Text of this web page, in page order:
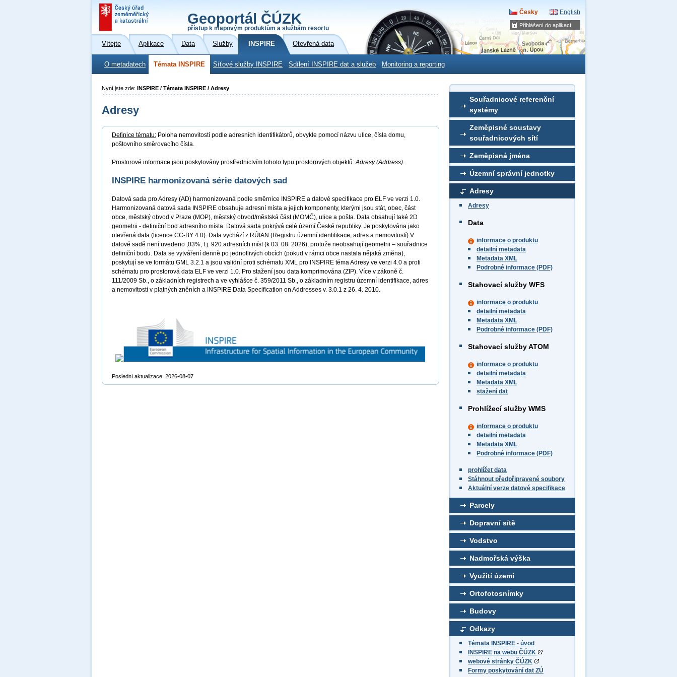
Přihlášení do aplikací
Geoportál ČÚZK
přístup k mapovým produktům a službám resortu
Česky English
Vítejte Aplikace Data Služby INSPIRE Otevřená data
O metadatech Témata INSPIRE Síťové služby INSPIRE Sdílení INSPIRE dat a služeb Monitoring a reporting
Souřadnicové referenční
systémy
Zeměpisné soustavy
souřadnicových sítí
Zeměpisná jména
Územní správní jednotky
Adresy
Adresy
Data
informace o produktu
detailní metadata
Metadata XML
Podrobné informace (PDF)
Stahovací služby WFS
informace o produktu
detailní metadata
Metadata XML
Podrobné informace (PDF)
Stahovací služby ATOM
informace o produktu
detailní metadata
Metadata XML
stažení dat
Prohlížecí služby WMS
informace o produktu
detailní metadata
Metadata XML
Podrobné informace (PDF)
prohlížet data
Stáhnout předpřipravené soubory
Aktuální verze datové specifikace
Parcely
Dopravní sítě
Vodstvo
Nadmořská výška
Využití území
Ortofotosnímky
Budovy
Odkazy
Témata INSPIRE - úvod
INSPIRE na webu ČÚZK
webové stránky ČÚZK
Formy poskytování dat ZÚ
Nyní jste zde: INSPIRE / Témata INSPIRE / Adresy
Adresy
Definice tématu: Poloha nemovitostí podle adresních identifikátorů, obvykle pomocí názvu ulice, čísla domu,
poštovního směrovacího čísla.
Prostorové informace jsou poskytovány prostřednictvím tohoto typu prostorových objektů:Adresy (Address).
INSPIRE harmonizovaná série datových sad
Datová sada pro Adresy (AD) harmonizovaná podle směrnice INSPIRE a datové specifikace pro ELF ve verzi 1.0.
Harmonizovaná datová sada INSPIRE obsahuje adresní místa a jejich komponenty, kterými jsou stát, obec, část
obce, městský obvod v Praze (MOP), městský obvod/městská část (MOMČ), ulice a pošta. Data obsahují také 2D
geometrii - definiční bod adresního místa. Datová sada pokrývá celé území České republiky. Je poskytována jako
otevřená data (licence CC-BY 4.0). Data vychází z RÚIAN (Registru územní identifikace, adres a nemovitostí).V
datové sadě není uvedeno ,03%, t.j. 920 adresních míst (k 03. 08. 2026), protože neobsahují geometrii – souřadnice
definiční bodu. Data se vytváření denně po jednotlivých obcích (pokud v rámci obce nastala nějaká změna),
poskytují se ve formátu GML 3.2.1 a jsou validní proti schématu XML pro INSPIRE téma Adresy ve verzi 4.0 a proti
schématu pro prostorová data ELF ve verzi 1.0. Pro stažení jsou data komprimována (ZIP). Více v zákoně č.
111/2009 Sb., o základních registrech a ve vyhlášce č. 359/2011 Sb., o základním registru územní identifikace, adres
a nemovitostí v platných zněních a INSPIRE Data Specification on Addresses v. 3.0.1 z 26. 4. 2010.
Poslední aktualizace: 2026-08-07